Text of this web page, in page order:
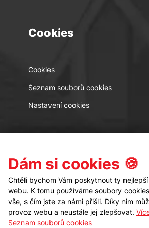
Cookies
Cookies
Seznam souborů cookies
Nastavení cookies
Kontakt
Dám si cookies 🍪
Chtěli bychom Vám poskytnout ty
webu. K tomu používáme soubory
vše, s čím jste za námi přišli. Díky nim
provoz webu a neustále jej zlepšovat.
Seznam souborů cookies